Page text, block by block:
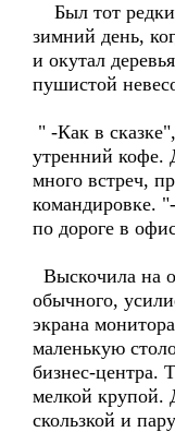
Был тот
зимний день,
и окутал
пушистой
" -Как в
утренний кофе.
много встреч,
командировке.
по дороге в
Выскочила на
обычного,
экрана
маленькую
бизнес-центра.
мелкой крупой.
скользкой и